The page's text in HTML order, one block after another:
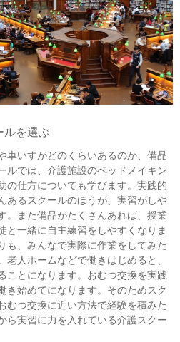
ルを選ぶ
車いすがどのくらいあるのか、備品
ルでは、介護施設のベッドメイキン
の仕方についても学びます。実践的
あるスクールのほうが、実習がしや
。また備品がたくさんあれば、授業
と一緒に自主練習をしやすくなりま
も、みんなで実際に作業をしてみた
人ホームなどで働きはじめると、
ことになります。おむつ交換を実践
き始めてになります。そのためスク
むつ交換に近い方法で経験を積みた
ら実習に力を入れている介護スクー